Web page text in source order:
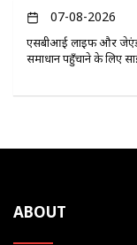
07-08-2026
एसबीआई लाइफ और जेएंडके
समाधान पहुँचाने के लिए
ABOUT